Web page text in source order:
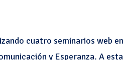
cuatro seminarios web en
y Esperanza. A